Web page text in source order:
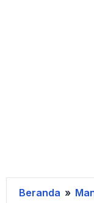
Beranda »